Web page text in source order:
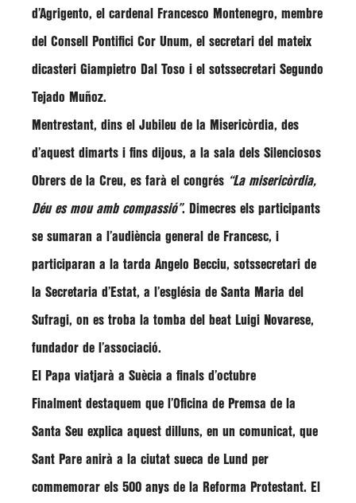
d’Agrigento, el cardenal Francesco Montenegro, membre
del Consell Pontifici Cor Unum, el secretari del mateix
dicasteri Giampietro Dal Toso i el sotssecretari Segundo
Tejado Muñoz.
Mentrestant, dins el Jubileu de la Misericòrdia, des
d’aquest dimarts i fins dijous, a la sala dels Silenciosos
Obrers de la Creu, es farà el congrés “La misericòrdia,
Déu es mou amb compassió”. Dimecres els participants
se sumaran a l’audiència general de Francesc, i
participaran a la tarda Angelo Becciu, sotssecretari de
la Secretaria d’Estat, a l’església de Santa Maria del
Sufragi, on es troba la tomba del beat Luigi Novarese,
fundador de l’associació.
El Papa viatjarà a Suècia a finals d’octubre
Finalment destaquem que l’Oficina de Premsa de la
Santa Seu explica aquest dilluns, en un comunicat, que
Sant Pare anirà a la ciutat sueca de Lund per
commemorar els 500 anys de la Reforma Protestant. El